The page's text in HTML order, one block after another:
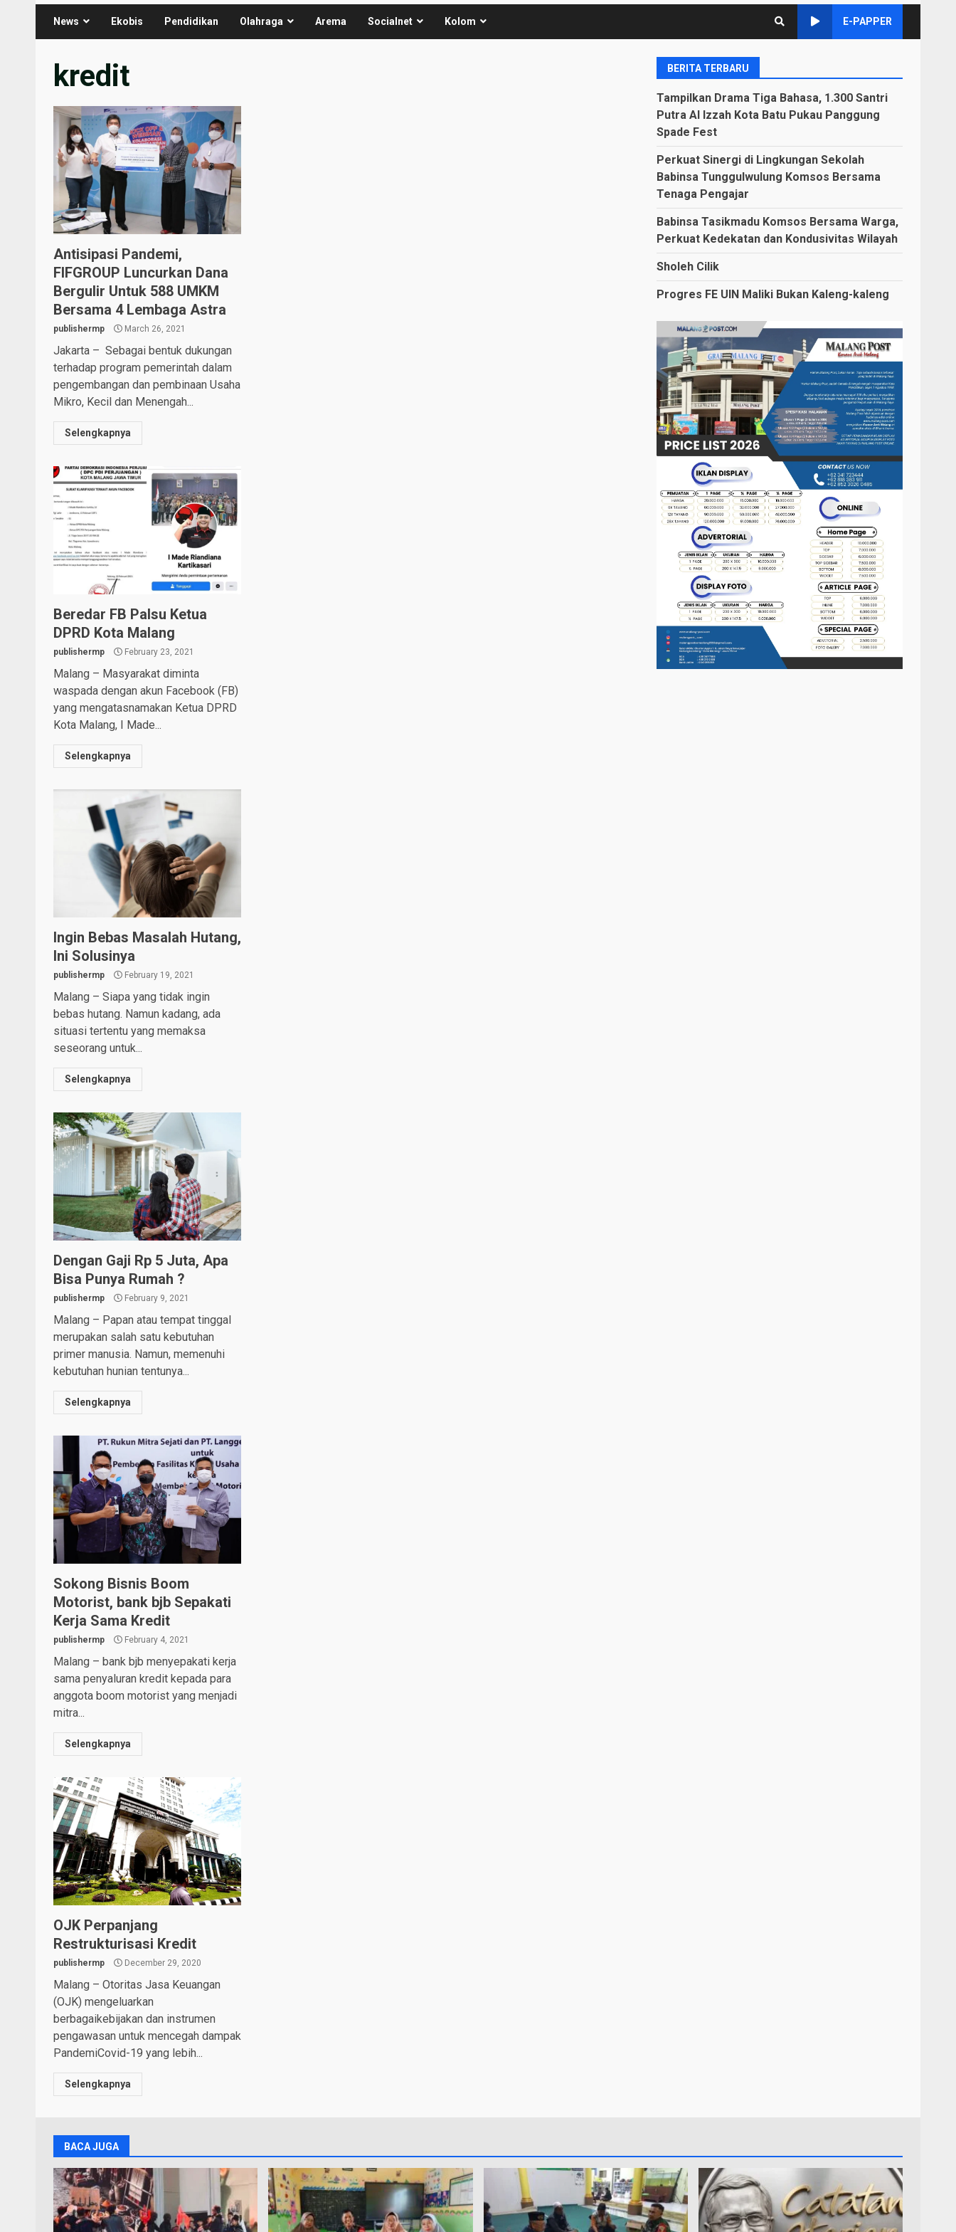
News Ekobis Pendidikan Olahraga Arema Socialnet Kolom E-PAPPER
kredit
Antisipasi Pandemi,
FIFGROUP Luncurkan Dana
Bergulir Untuk 588 UMKM
Bersama 4 Lembaga Astra
publishermp March 26, 2021
Jakarta – Sebagai bentuk dukungan
terhadap program pemerintah dalam
pengembangan dan pembinaan Usaha
Mikro, Kecil dan Menengah...
Selengkapnya
Beredar FB Palsu Ketua
DPRD Kota Malang
publishermp February 23, 2021
Malang – Masyarakat diminta
waspada dengan akun Facebook (FB)
yang mengatasnamakan Ketua DPRD
Kota Malang, I Made...
Selengkapnya
Ingin Bebas Masalah Hutang,
Ini Solusinya
publishermp February 19, 2021
Malang – Siapa yang tidak ingin
bebas hutang. Namun kadang, ada
situasi tertentu yang memaksa
seseorang untuk...
Selengkapnya
Dengan Gaji Rp 5 Juta, Apa
Bisa Punya Rumah ?
publishermp February 9, 2021
Malang – Papan atau tempat tinggal
merupakan salah satu kebutuhan
primer manusia. Namun, memenuhi
kebutuhan hunian tentunya...
Selengkapnya
Sokong Bisnis Boom
Motorist, bank bjb Sepakati
Kerja Sama Kredit
publishermp February 4, 2021
Malang – bank bjb menyepakati kerja
sama penyaluran kredit kepada para
anggota boom motorist yang menjadi
mitra...
Selengkapnya
OJK Perpanjang
Restrukturisasi Kredit
publishermp December 29, 2020
Malang – Otoritas Jasa Keuangan
(OJK) mengeluarkan
berbagaikebijakan dan instrumen
pengawasan untuk mencegah dampak
PandemiCovid-19 yang lebih...
Selengkapnya
BERITA TERBARU
Tampilkan Drama Tiga Bahasa, 1.300 Santri
Putra Al Izzah Kota Batu Pukau Panggung
Spade Fest
Perkuat Sinergi di Lingkungan Sekolah
Babinsa Tunggulwulung Komsos Bersama
Tenaga Pengajar
Babinsa Tasikmadu Komsos Bersama Warga,
Perkuat Kedekatan dan Kondusivitas Wilayah
Sholeh Cilik
Progres FE UIN Maliki Bukan Kaleng-kaleng
BACA JUGA